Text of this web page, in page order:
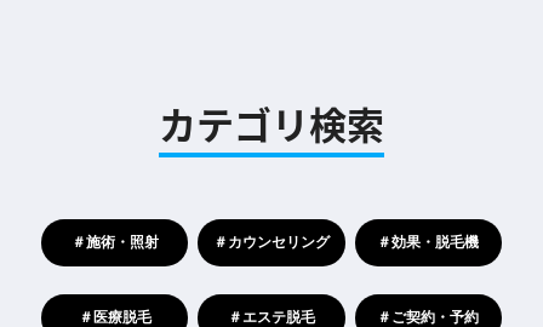
カテゴリ検索
＃施術・照射 ＃カウンセリング ＃効果・脱毛機
＃医療脱毛 ＃エステ脱毛 ＃ご契約・予約